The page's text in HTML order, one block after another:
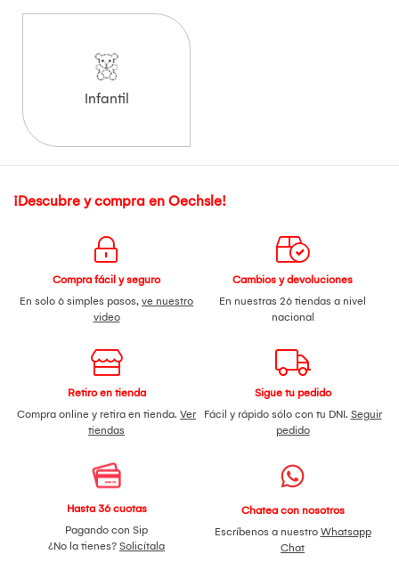
Infantil
¡Descubre y compra en Oechsle!
Compra fácil y seguro
En solo 6 simples pasos, ve nuestro
video
Cambios y devoluciones
En nuestras 26 tiendas a nivel
nacional
Retiro en tienda
Compra online y retira en tienda. Ver
tiendas
Sigue tu pedido
Fácil y rápido sólo con tu DNI. Seguir
pedido
Hasta 36 cuotas
Pagando con Sip
¿No la tienes? Solicítala
Chatea con nosotros
Escríbenos a nuestro Whatsapp
Chat